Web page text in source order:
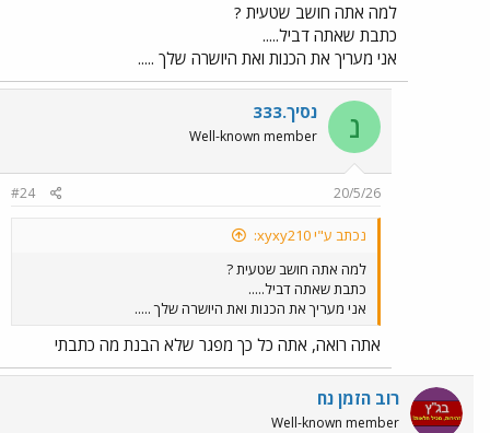
למה אתה חושב שטעית ?
כתבת שאתה דביל.....
אני מעריך את הכנות ואת היושרה שלך .....
נ נסיך.333
Well-known member
20/5/26
#24
נכתב ע"י xyxy210:
למה אתה חושב שטעית ?
כתבת שאתה דביל.....
אני מעריך את הכנות ואת היושרה שלך .....
אתה רואה, אתה כל כך מפגר שלא הבנת מה כתבתי
רוב הזמן נח
Well-known member